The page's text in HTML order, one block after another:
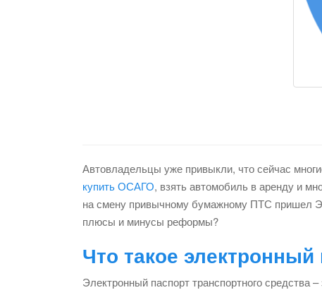
Автовладельцы уже привыкли, что сейчас
купить ОСАГО, взять автомобиль в аренду и
на смену привычному бумажному ПТС пришел
плюсы и минусы реформы?
Что такое
Электронный паспорт транспортного